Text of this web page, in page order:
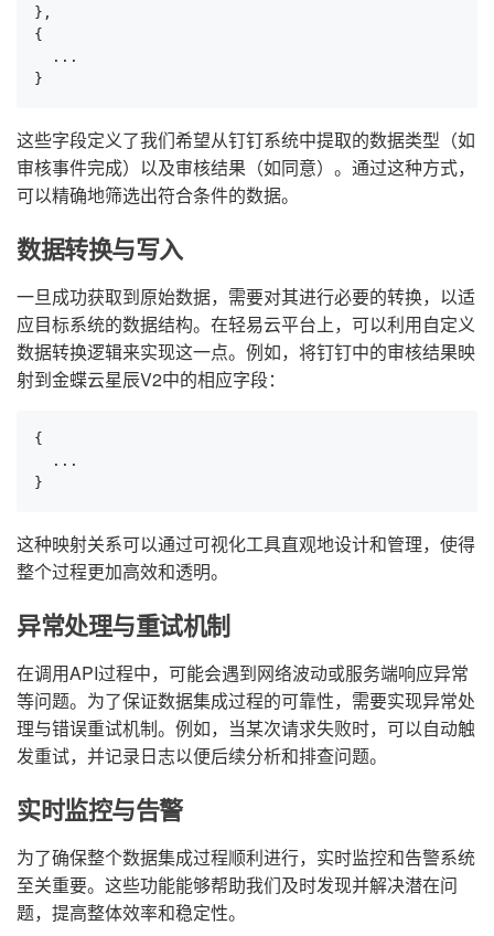
},
{
  ...
}
这些字段定义了我们希望从钉钉系统中提取的数据类型（如
审核事件完成）以及审核结果（如同意）。通过这种方式，
可以精确地筛选出符合条件的数据。
数据转换与写入
一旦成功获取到原始数据，需要对其进行必要的转换，以适
应目标系统的数据结构。在轻易云平台上，可以利用自定义
数据转换逻辑来实现这一点。例如，将钉钉中的审核结果映
射到金蝶云星辰V2中的相应字段：
{
  ...
}
这种映射关系可以通过可视化工具直观地设计和管理，使得
整个过程更加高效和透明。
异常处理与重试机制
在调用API过程中，可能会遇到网络波动或服务端响应异常
等问题。为了保证数据集成过程的可靠性，需要实现异常处
理与错误重试机制。例如，当某次请求失败时，可以自动触
发重试，并记录日志以便后续分析和排查问题。
实时监控与告警
为了确保整个数据集成过程顺利进行，实时监控和告警系统
至关重要。这些功能能够帮助我们及时发现并解决潜在问
题，提高整体效率和稳定性。